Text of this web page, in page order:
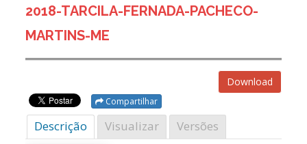
2018-TARCILA-FERNADA-PACHECO-
MARTINS-ME
Download
Compartilhar
Descrição Visualizar Versões